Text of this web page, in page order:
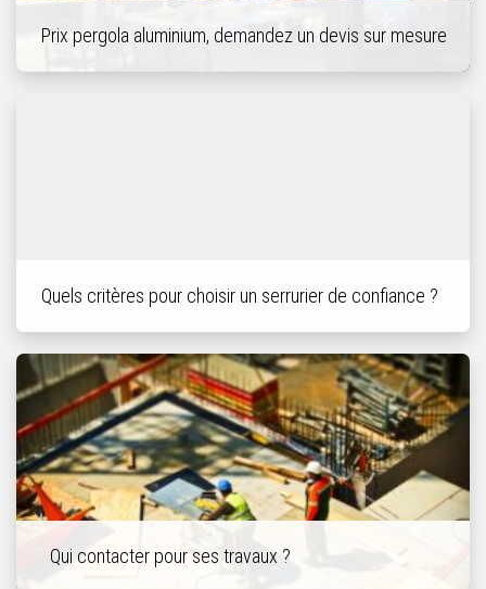
Prix pergola aluminium, demandez un devis sur mesure
Quels critères pour choisir un serrurier de confiance ?
Qui contacter pour ses travaux ?